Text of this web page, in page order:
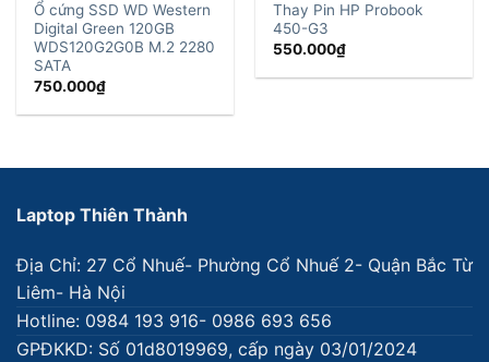
Ổ cứng SSD WD Western
Digital Green 120GB
WDS120G2G0B M.2 2280
SATA
750.000₫
Thay Pin HP Probook
450-G3
550.000₫
Laptop Thiên Thành
Địa Chỉ: 27 Cổ Nhuế- Phường Cổ Nhuế 2- Quận Bắc Từ
Liêm- Hà Nội
Hotline: 0984 193 916- 0986 693 656
GPĐKKD: Số 01d8019969, cấp ngày 03/01/2024